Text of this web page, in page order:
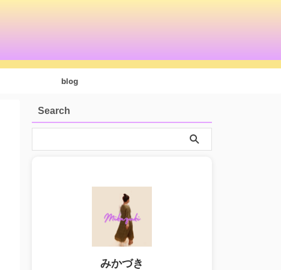
blog
Search
みかづき